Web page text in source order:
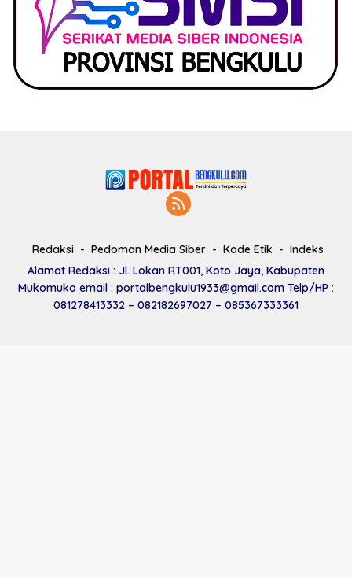
Redaksi Pedoman Media Siber Kode Etik
Indeks
Alamat Redaksi : Jl. Lokan RT001, Koto Jaya, Kabupaten
Mukomuko email : portalbengkulu1933@gmail.com Telp/HP :
081278413332 – 082182697027 – 085367333361